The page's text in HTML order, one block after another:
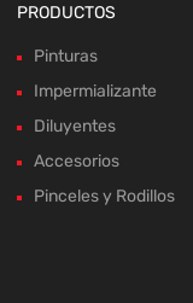
PRODUCTOS
Pinturas
Impermializante
Diluyentes
Accesorios
Pinceles y Rodillos